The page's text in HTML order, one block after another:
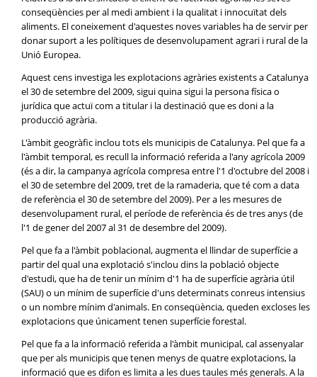
conseqüències per al medi ambient i la qualitat i innocuïtat dels
aliments. El coneixement d'aquestes noves variables ha de servir per
donar suport a les polítiques de desenvolupament agrari i rural de la
Unió Europea.
Aquest cens investiga les explotacions agràries existents a Catalunya
el 30 de setembre del 2009, sigui quina sigui la persona física o
jurídica que actuï com a titular i la destinació que es doni a la
producció agrària.
L'àmbit geogràfic inclou tots els municipis de Catalunya. Pel que fa a
l'àmbit temporal, es recull la informació referida a l'any agrícola 2009
(és a dir, la campanya agrícola compresa entre l'1 d'octubre del 2008 i
el 30 de setembre del 2009, tret de la ramaderia, que té com a data
de referència el 30 de setembre del 2009). Per a les mesures de
desenvolupament rural, el període de referència és de tres anys (de
l'1 de gener del 2007 al 31 de desembre del 2009).
Pel que fa a l'àmbit poblacional, augmenta el llindar de superfície a
partir del qual una explotació s'inclou dins la població objecte
d'estudi, que ha de tenir un mínim d'1 ha de superfície agrària útil
(SAU) o un mínim de superfície d'uns determinats conreus intensius
o un nombre mínim d'animals. En conseqüència, queden excloses les
explotacions que únicament tenen superfície forestal.
Pel que fa a la informació referida a l'àmbit municipal, cal assenyalar
que per als municipis que tenen menys de quatre explotacions, la
informació que es difon es limita a les dues taules més generals. A la